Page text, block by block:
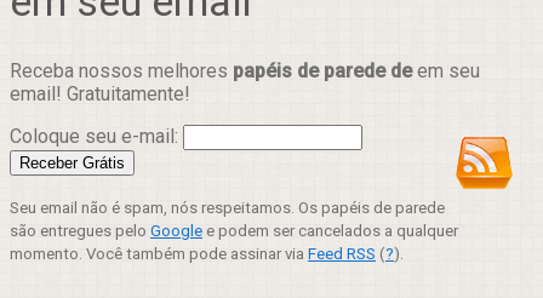
Receba nossos melhores papéis de parede deem seu
email! Gratuitamente!
Coloque seu e-mail:
Seu email não é spam, nós respeitamos. Os papéis de parede
são entregues pelo Google e podem ser cancelados a qualquer
momento. Você também pode assinar via Feed RSS (?).